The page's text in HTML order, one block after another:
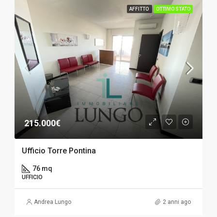
AFFITTO OTTIMO STATO
215.000€
Ufficio Torre Pontina
76 mq
UFFICIO
Andrea Lungo 2 anni ago